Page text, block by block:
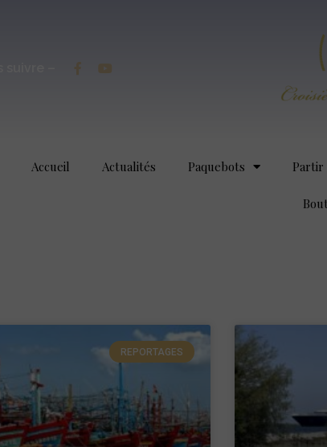
Accueil Actualités Paquebots Partir
REPORTAGES